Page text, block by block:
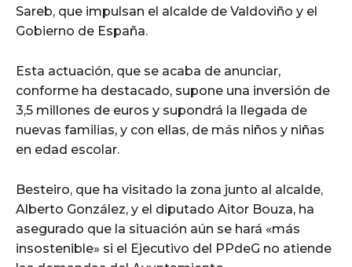
Sareb, que impulsan el alcalde de Valdoviño y el
Gobierno de España.
Esta actuación, que se acaba de anunciar,
conforme ha destacado, supone una inversión de
3,5 millones de euros y supondrá la llegada de
nuevas familias, y con ellas, de más niños y niñas
en edad escolar.
Besteiro, que ha visitado la zona junto al alcalde,
Alberto González, y el diputado Aitor Bouza, ha
asegurado que la situación aún se hará «más
insostenible» si el Ejecutivo del PPdeG no atiende